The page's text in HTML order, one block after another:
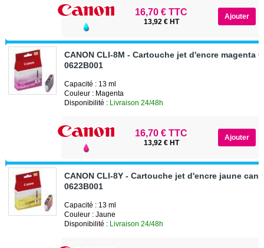
16,70 € TTC
13,92 € HT
CANON CLI-8M - Cartouche jet d'encre magenta
0622B001
Capacité : 13 ml
Couleur : Magenta
Disponibilité : Livraison 24/48h
16,70 € TTC
13,92 € HT
CANON CLI-8Y - Cartouche jet d'encre jaune
0623B001
Capacité : 13 ml
Couleur : Jaune
Disponibilité : Livraison 24/48h